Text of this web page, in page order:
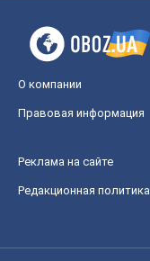
О компании
Правовая информация
Реклама на сайте
Редакционная политика